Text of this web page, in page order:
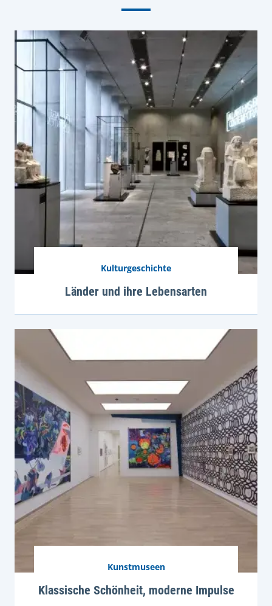
Kulturgeschichte
Länder und ihre Lebensarten
Kunstmuseen
Klassische Schönheit, moderne Impulse